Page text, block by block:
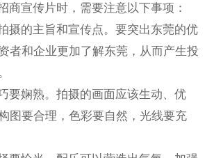
商宣传片时，需要注意以下事项：
摄的主旨和宣传点。要突出东莞的优
者和企业更加了解东莞，从而产生投
要娴熟。拍摄的画面应该生动、优
图要合理，色彩要自然，光线要充